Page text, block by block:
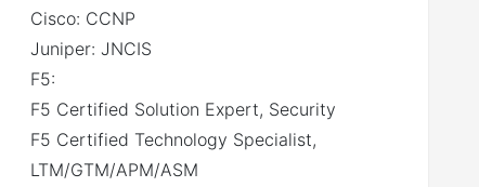
Cisco: CCNP
Juniper: JNCIS
F5:
F5 Certified Solution Expert, Security
F5 Certified Technology Specialist,
LTM/GTM/APM/ASM